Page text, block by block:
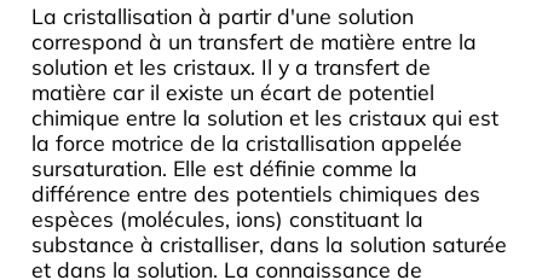
La cristallisation à partir d'une solution
correspond à un transfert de matière entre la
solution et les cristaux. Il y a transfert de
matière car il existe un écart de potentiel
chimique entre la solution et les cristaux qui est
la force motrice de la cristallisation appelée
sursaturation. Elle est définie comme la
différence entre des potentiels chimiques des
espèces (molécules, ions) constituant la
substance à cristalliser, dans la solution saturée
et dans la solution. La connaissance de